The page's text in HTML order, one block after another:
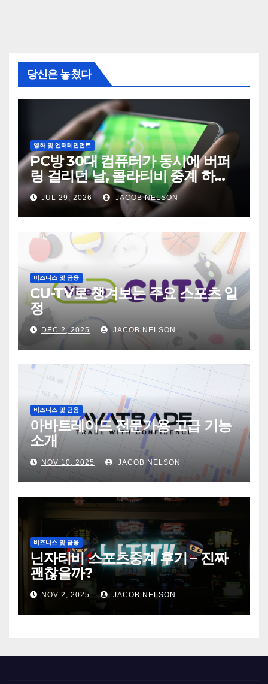
당신은 놓쳤다
영화 및 엔터테인먼트
PC방 30대 컴퓨터가 동시에 버퍼
링 걸리던 날, 콜라티비 중계 하나
가 전기세를 바꿨다
JUL 29, 2026 JACOB NELSON
비즈니스 및 금융
CU-TV로 챙겨보는 주요 스포츠 일
정
DEC 2, 2025 JACOB NELSON
비즈니스 및 금융
아바트레이드 전문가용 고급 기능
소개
NOV 10, 2025 JACOB NELSON
비즈니스 및 금융
닌자티비 스포츠중계 후기 – 진짜
괜찮을까?
NOV 2, 2025 JACOB NELSON